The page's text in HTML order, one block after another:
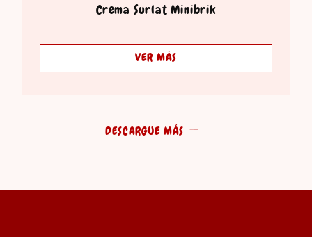
Crema Surlat Minibrik
VER MÁS
DESCARGUE MÁS